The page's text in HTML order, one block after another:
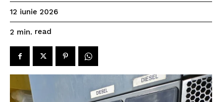
12 iunie 2026
2 min. read